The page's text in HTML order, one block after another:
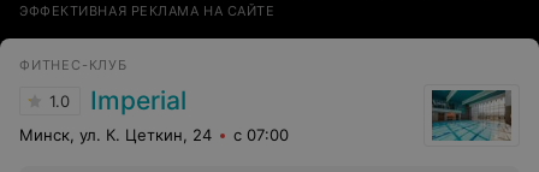
ЭФФЕКТИВНАЯ РЕКЛАМА НА САЙТЕ
ФИТНЕС-КЛУБ
1.0 Imperial
Минск, ул. К. Цеткин, 24 с 07:00